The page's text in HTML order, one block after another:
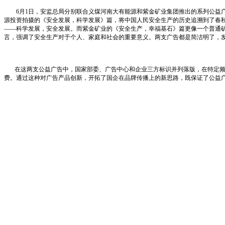
6月1日，安监总局分别联合义煤河南大有能源和紫金矿业集团推出的系列公益
源投资拍摄的《安全发展，科学发展》篇，将中国人民安全生产的历史追溯到了
——科学发展，安全发展。而紫金矿业的《安全生产，幸福基石》篇更像一个普通
言，强调了安全生产对于个人、家庭和社会的重要意义。两支广告都是简洁明了
在这两支公益广告中，国家部委、广告中心和企业三方标识并列落版，在特定
费。通过这种对广告产品创新，开拓了国企在品牌传播上的新思路，既保证了公